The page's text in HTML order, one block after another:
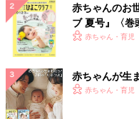
赤ちゃんのお
ブ 夏号』〈巻
く！ おっぱい
赤ちゃん・育児
赤ちゃんが生
赤ちゃん・育児